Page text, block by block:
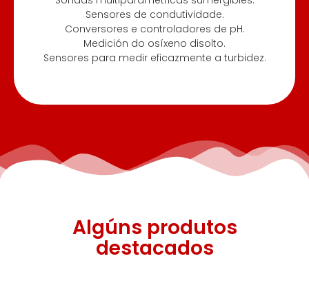
Sensores de condutividade.
Conversores e controladores de pH.
Medición do osíxeno disolto.
Sensores para medir eficazmente a turbidez.
Algúns produtos
destacados